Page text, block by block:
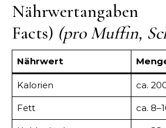
Facts) (pro Muffin,
Nährwert
Kalorien ca.
Fett ca.